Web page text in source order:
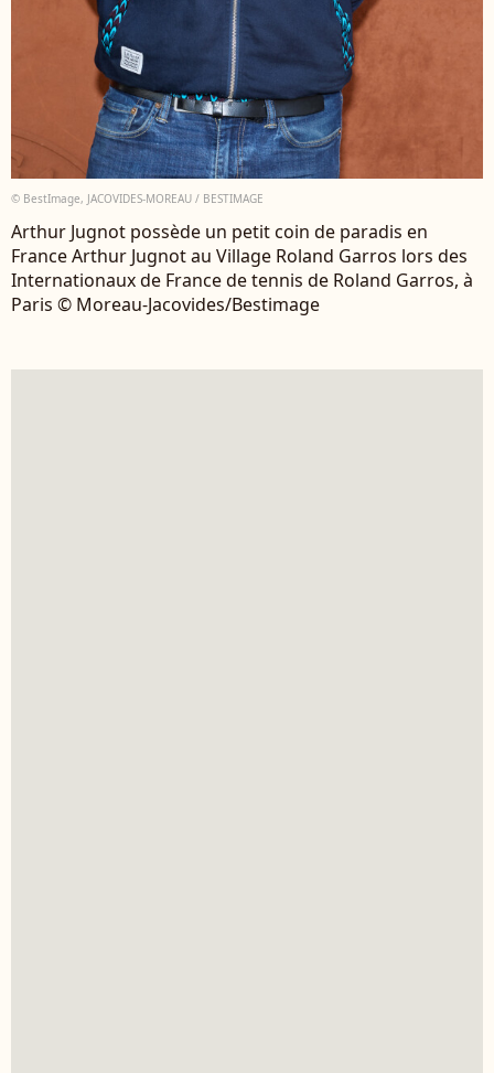
© BestImage, JACOVIDES-MOREAU / BESTIMAGE
Arthur Jugnot possède un petit coin de paradis en
France Arthur Jugnot au Village Roland Garros lors des
Internationaux de France de tennis de Roland Garros, à
Paris © Moreau-Jacovides/Bestimage